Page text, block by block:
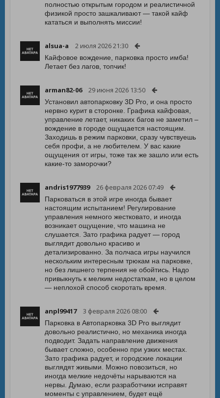
полностью открытым городом и реалистичной
физикой просто зашкаливают — такой кайф
кататься и выполнять миссии!
alsua-a 2 июля 2026 21:30
Кайфовое вождение, парковка просто имба!
Летает без лагов, топчик!
arman82-06 29 июня 2026 13:50
Установил автопарковку 3D Pro, и она просто
нервно курит в сторонке. Графика кайфовая,
управление летает, никаких багов не заметил –
вождение в городе ощущается настоящим.
Заходишь в режим парковки, сразу чувствуешь
себя профи, а не любителем. У вас какие
ощущения от игры, тоже так же зашло или есть
какие-то заморочки?
andris1977939 26 февраля 2026 07:49
Парковаться в этой игре иногда бывает
настоящим испытанием! Регулирование
управления немного жестковато, и иногда
возникает ощущение, что машина не
слушается. Зато графика радует — город
выглядит довольно красиво и
детализированно. За полчаса игры научился
нескольким интересным трюкам на парковке,
но без лишнего терпения не обойтись. Надо
привыкнуть к мелким недостаткам, но в целом
— неплохой способ скоротать время.
anpl99417 3 февраля 2026 08:00
Парковка в Автопарковка 3D Pro выглядит
довольно реалистично, но механика иногда
подводит. Задать направление движения
бывает сложно, особенно при узких местах.
Зато графика радует, и городские локации
выглядят живыми. Можно повозиться, но
иногда мелкие недочёты нарываются на
нервы. Думаю, если разработчики исправят
моменты с управлением, будет ещё